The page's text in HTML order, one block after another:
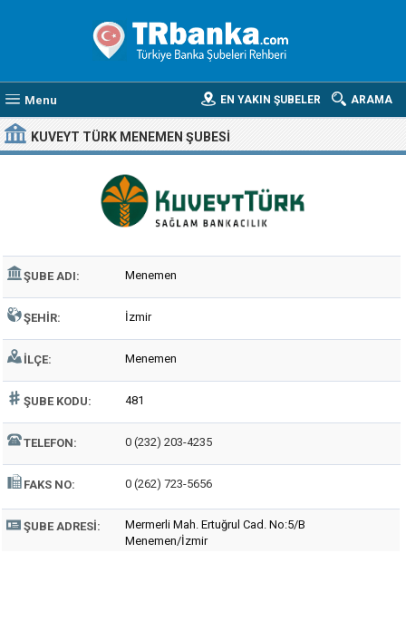
Menu ARAMA
EN YAKIN ŞUBELER
KUVEYT TÜRK MENEMEN ŞUBESI
ŞUBE ADI: Menemen
ŞEHIR: İzmir
İLÇE: Menemen
ŞUBE KODU: 481
TELEFON: 0 (232) 203-4235
FAKS NO: 0 (262) 723-5656
ŞUBE ADRESI:
Mermerli Mah. Ertuğrul Cad. No:5/B
Menemen/İzmir